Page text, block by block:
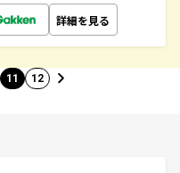
詳細を見る
11 12